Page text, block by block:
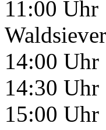
11:00
14:00
14:30
15:00